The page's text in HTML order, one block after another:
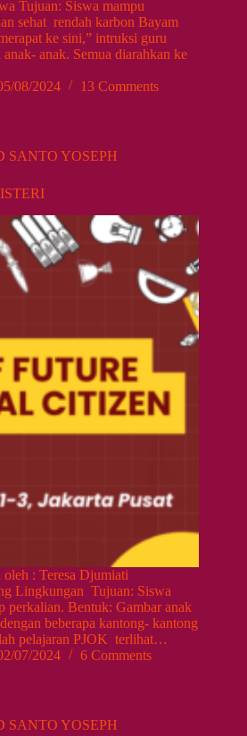
Tujuan: Siswa mampu
sehat rendah karbon Bayam
ke sini,” intruksi guru
anak. Semua diarahkan ke
08/2024 13 Comments
SANTO YOSEPH
: Teresa Djumiati
Lingkungan Tujuan: Siswa
perkalian. Bentuk: Gambar anak
beberapa kantong- kantong
pelajaran PJOK terlihat…
07/2024 6 Comments
SANTO YOSEPH